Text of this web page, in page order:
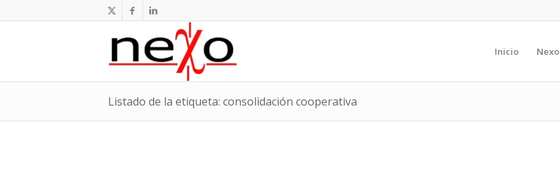
Inicio Nexo
Listado de la etiqueta: consolidación cooperativa